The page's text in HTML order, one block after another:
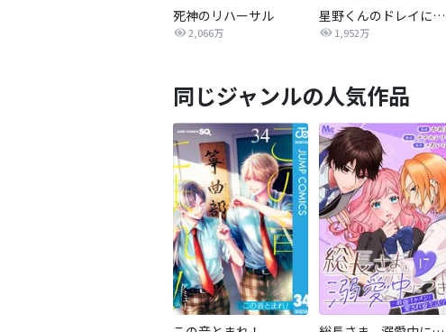
死神のリハーサル
2,066万
星野くんのドレイになんて絶対ならない！
1,952万
同じジャンルの人気作品